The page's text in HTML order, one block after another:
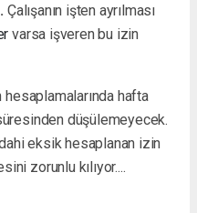
Çalışanın işten ayrılması
varsa işveren bu izin
hesaplamalarında hafta
düşülemeyecek.
eksik hesaplanan izin
zorunlu kılıyor....